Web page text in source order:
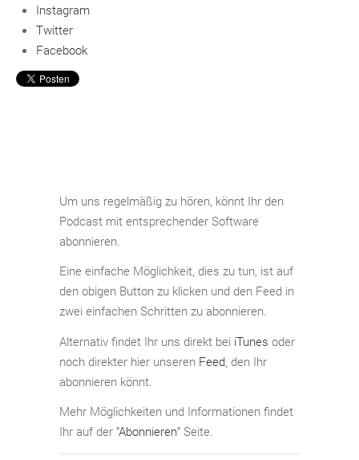
Instagram
Twitter
Facebook
Um uns regelmäßig zu hören, könnt Ihr den
Podcast mit entsprechender Software
abonnieren.
Eine einfache Möglichkeit, dies zu tun, ist auf
den obigen Button zu klicken und den Feed in
zwei einfachen Schritten zu abonnieren.
Alternativ findet Ihr uns direkt bei iTunes oder
noch direkter hier unseren Feed , den Ihr
abonnieren könnt.
Mehr Möglichkeiten und Informationen findet
Ihr auf der "Abonnieren" Seite.